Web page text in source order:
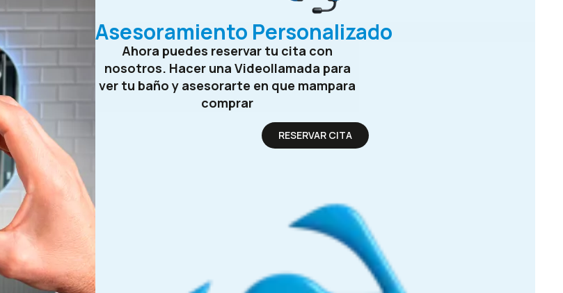
Asesoramiento Personalizado
Ahora puedes reservar tu cita con
nosotros. Hacer una Videollamada para
ver tu baño y asesorarte en que mampara
comprar
RESERVAR CITA